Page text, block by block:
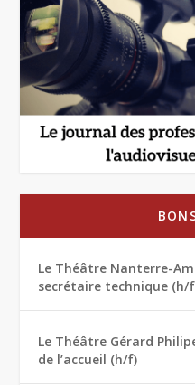
Le Théâtre Nanterre-
secrétaire technique (h/
Le Théâtre Gérard
de l’accueil (h/f)